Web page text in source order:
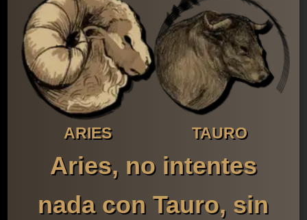
ARIES TAURO
Aries, no intentes
nada con Tauro, sin